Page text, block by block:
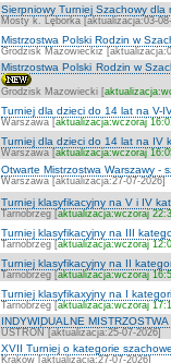
Sierpniowy Turniej Szachowy dla
Mosty k. Lęborka [aktualizacja:03-
Mistrzostwa Polski Rodzin w
Grodzisk Mazowieckiz
Mistrzostwa Polski Rodzin w
Grodzisk Mazowiecki [
Turniej dla dzieci do 14 lat na V-
Warszawa [aktualizacja:wczoraj
Turniej dla dzieci do 14 lat na IV
Warszawa [aktualizacja:wczoraj
Otwarte Mistrzostwa Warszawy -
Warszawa [aktualizacja:27-07-2026]
Turniej klasyfikacyjny na V i IV
Tarnobrzeg [aktualizacja:wczoraj
Turniej klasyfikacyjny na III
Tarnobrzeg [aktualizacja:wczoraj
Turniej klasyfikacyjny na II
Tarnobrzeg [aktualizacja:wczoraj
Turniej klasyfikaxyjny na I
Tarnobrzeg [aktualizacja:wczoraj
INDYWIDUALNE
USTROŃ [aktualizacja:25-07-2026]
XVII Turniej o kategorie
Kraków [aktualizacja:27-07-2026]